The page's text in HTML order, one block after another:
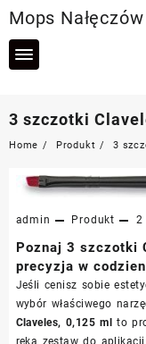
to
content
Mops Nałęczów
3 szczotki
Home Produkt 3
admin Produkt 2
Poznaj 3 szczotki
precyzja w
Jeśli cenisz sobie
wybór właściwego
Claveles, 0,125 ml to
ręką zestaw do